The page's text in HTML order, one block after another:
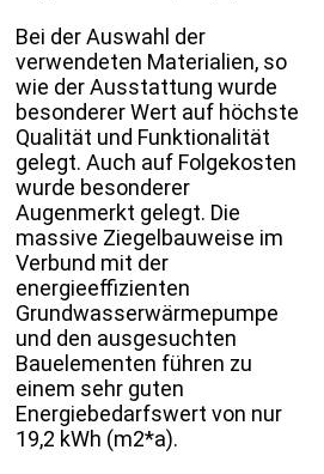
Bei der Auswahl der
verwendeten Materialien, so
wie der Ausstattung wurde
besonderer Wert auf höchste
Qualität und Funktionalität
gelegt. Auch auf Folgekosten
wurde besonderer
Augenmerkt gelegt. Die
massive Ziegelbauweise im
Verbund mit der
energieeffizienten
Grundwasserwärmepumpe
und den ausgesuchten
Bauelementen führen zu
einem sehr guten
Energiebedarfswert von nur
19,2 kWh (m2*a).